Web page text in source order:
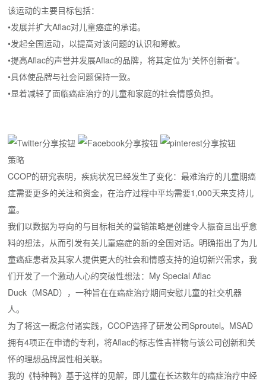
该运动的主要目标包括：
•发展并扩大Aflac对儿童癌症的承诺。
•发起全国运动，以提高对该问题的认识和筹款。
•提高Aflac的声誉并发展Aflac的品牌，将其定位为“关怀创新者”。
•具体使品牌与社会问题保持一致。
•显着减轻了面临癌症治疗的儿童和家庭的社会情感负担。
策略
CCOP的研究表明，疾病状况已经发生了变化：最难治疗的儿童期癌
症需要更多的关注和资金，在治疗过程中平均需要1,000天来支持儿
童。
我们以数据为导向的与目标相关的营销策略是创建令人振奋且出乎意
料的想法，从而引发有关儿童癌症的新的全国对话。 明确指出了为儿
童癌症患者及其家人提供更大的社会和情感支持的迫切新兴需求，我
们开发了一个激动人心的突破性想法：My Special Aflac
Duck（MSAD），一种旨在在癌症治疗期间安慰儿童的社交机器
人。
为了将这一概念付诸实践，CCOP选择了研发公司Sproutel。 MSAD
拥有4项正在申请的专利，将Aflac的标志性吉祥物与该公司创新和关
怀的理想品牌属性相关联。
我的《特种鸭》基于这样的见解，即儿童在长达数年的癌症治疗中经